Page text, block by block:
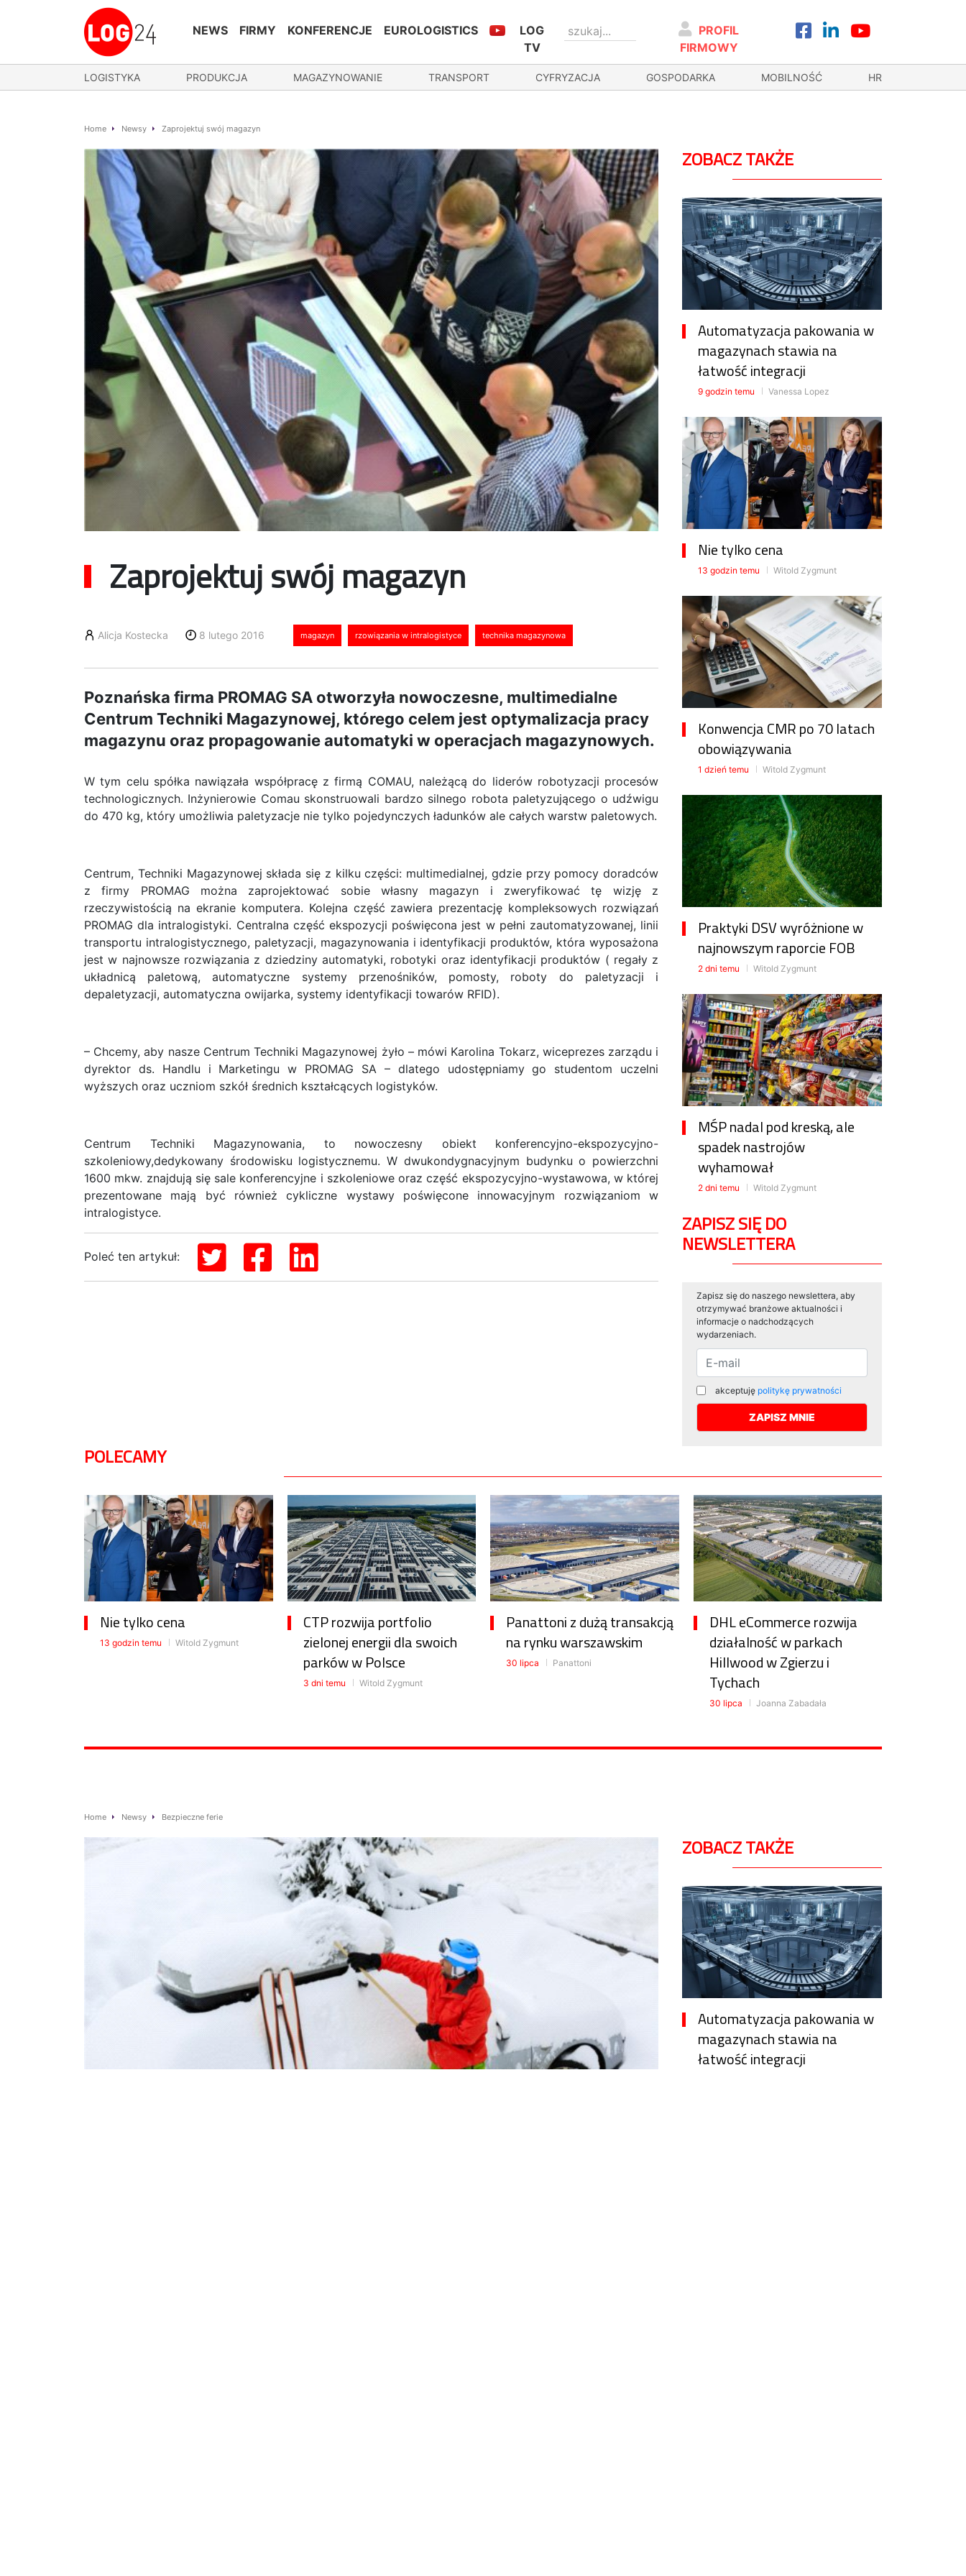
NEWS FIRMY KONFERENCJE EUROLOGISTICS
LOG
TV
PROFIL
FIRMOWY
LOGISTYKA PRODUKCJA MAGAZYNOWANIE TRANSPORT CYFRYZACJA GOSPODARKA MOBILNOŚĆ HR
Home Newsy Zaprojektuj swój magazyn
Zaprojektuj swój magazyn
Alicja Kostecka 8 lutego 2016 magazyn rzowiązania w intralogistyce technika magazynowa
Poznańska firma PROMAG SA otworzyła nowoczesne, multimedialne
Centrum Techniki Magazynowej, którego celem jest optymalizacja pracy
magazynu oraz propagowanie automatyki w operacjach magazynowych.
W tym celu spółka nawiązała współpracę z firmą COMAU, należącą do liderów robotyzacji procesów
technologicznych. Inżynierowie Comau skonstruowali bardzo silnego robota paletyzującego o udźwigu
do 470 kg, który umożliwia paletyzacje nie tylko pojedynczych ładunków ale całych warstw paletowych.
Centrum, Techniki Magazynowej składa się z kilku części: multimedialnej, gdzie przy pomocy doradców
z firmy PROMAG można zaprojektować sobie własny magazyn i zweryfikować tę wizję z
rzeczywistością na ekranie komputera. Kolejna część zawiera prezentację kompleksowych rozwiązań
PROMAG dla intralogistyki. Centralna część ekspozycji poświęcona jest w pełni zautomatyzowanej, linii
transportu intralogistycznego, paletyzacji, magazynowania i identyfikacji produktów, która wyposażona
jest w najnowsze rozwiązania z dziedziny automatyki, robotyki oraz identyfikacji produktów ( regały z
układnicą paletową, automatyczne systemy przenośników, pomosty, roboty do paletyzacji i
depaletyzacji, automatyczna owijarka, systemy identyfikacji towarów RFID).
– Chcemy, aby nasze Centrum Techniki Magazynowej żyło – mówi Karolina Tokarz, wiceprezes zarządu i
dyrektor ds. Handlu i Marketingu w PROMAG SA – dlatego udostępniamy go studentom uczelni
wyższych oraz uczniom szkół średnich kształcących logistyków.
Centrum Techniki Magazynowania, to nowoczesny obiekt konferencyjno-ekspozycyjno-
szkoleniowy,dedykowany środowisku logistycznemu. W dwukondygnacyjnym budynku o powierzchni
1600 mkw. znajdują się sale konferencyjne i szkoleniowe oraz część ekspozycyjno-wystawowa, w której
prezentowane mają być również cykliczne wystawy poświęcone innowacyjnym rozwiązaniom w
intralogistyce.
Poleć ten artykuł:
ZOBACZ TAKŻE
Automatyzacja pakowania w
magazynach stawia na
łatwość integracji
9 godzin temu Vanessa Lopez
Nie tylko cena
13 godzin temu Witold Zygmunt
Konwencja CMR po 70 latach
obowiązywania
1 dzień temu Witold Zygmunt
Praktyki DSV wyróżnione w
najnowszym raporcie FOB
2 dni temu Witold Zygmunt
MŚP nadal pod kreską, ale
spadek nastrojów
wyhamował
2 dni temu Witold Zygmunt
ZAPISZ SIĘ DO
NEWSLETTERA
Zapisz się do naszego newslettera, aby
otrzymywać branżowe aktualności i
informacje o nadchodzących
wydarzeniach.
akceptuję politykę prywatności
POLECAMY
Nie tylko cena
13 godzin temu Witold Zygmunt
CTP rozwija portfolio
zielonej energii dla swoich
parków w Polsce
3 dni temu Witold Zygmunt
Panattoni z dużą transakcją
na rynku warszawskim
30 lipca Panattoni
DHL eCommerce rozwija
działalność w parkach
Hillwood w Zgierzu i
Tychach
30 lipca Joanna Zabadała
Home Newsy Bezpieczne ferie
ZOBACZ TAKŻE
Automatyzacja pakowania w
magazynach stawia na
łatwość integracji